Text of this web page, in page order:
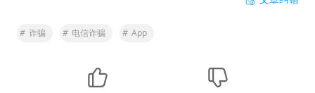
# 诈骗 # 电信诈骗 # App